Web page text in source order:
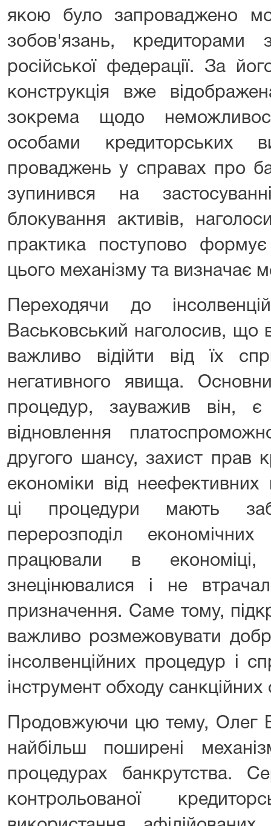
якою було запроваджено
зобов'язань,
російської федерації. За
конструкція вже
зокрема щодо
особами кредиторських
проваджень у справах про
зупинився на
блокування активів,
практика поступово формує
цього механізму та визначає
Переходячи до
Васьковський наголосив, що в
важливо відійти від їх
негативного явища.
процедур, зауважив він,
відновлення
другого шансу, захист прав
економіки від неефективних
ці процедури мають
перерозподіл
працювали в
знецінювалися і не
призначення. Саме тому,
важливо розмежовувати
інсолвенційних процедур і
інструмент обходу
Продовжуючи цю тему, Олег
найбільш поширені
процедурах банкрутства.
контрольованої